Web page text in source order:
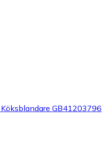
GB41203796